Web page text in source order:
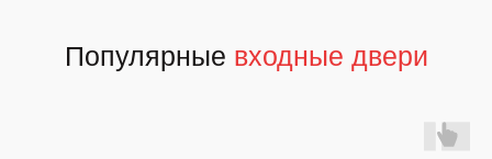
Популярные входные двери